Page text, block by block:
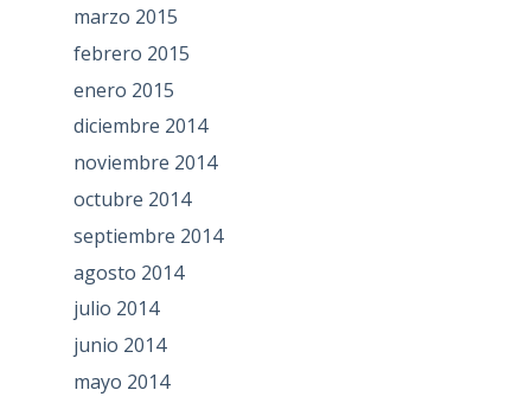
marzo 2015
febrero 2015
enero 2015
diciembre 2014
noviembre 2014
octubre 2014
septiembre 2014
agosto 2014
julio 2014
junio 2014
mayo 2014